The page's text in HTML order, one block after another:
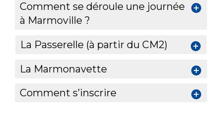
Comment se déroule une journée
à Marmoville ?
La Passerelle (à partir du CM2)
La Marmonavette
Comment s’inscrire